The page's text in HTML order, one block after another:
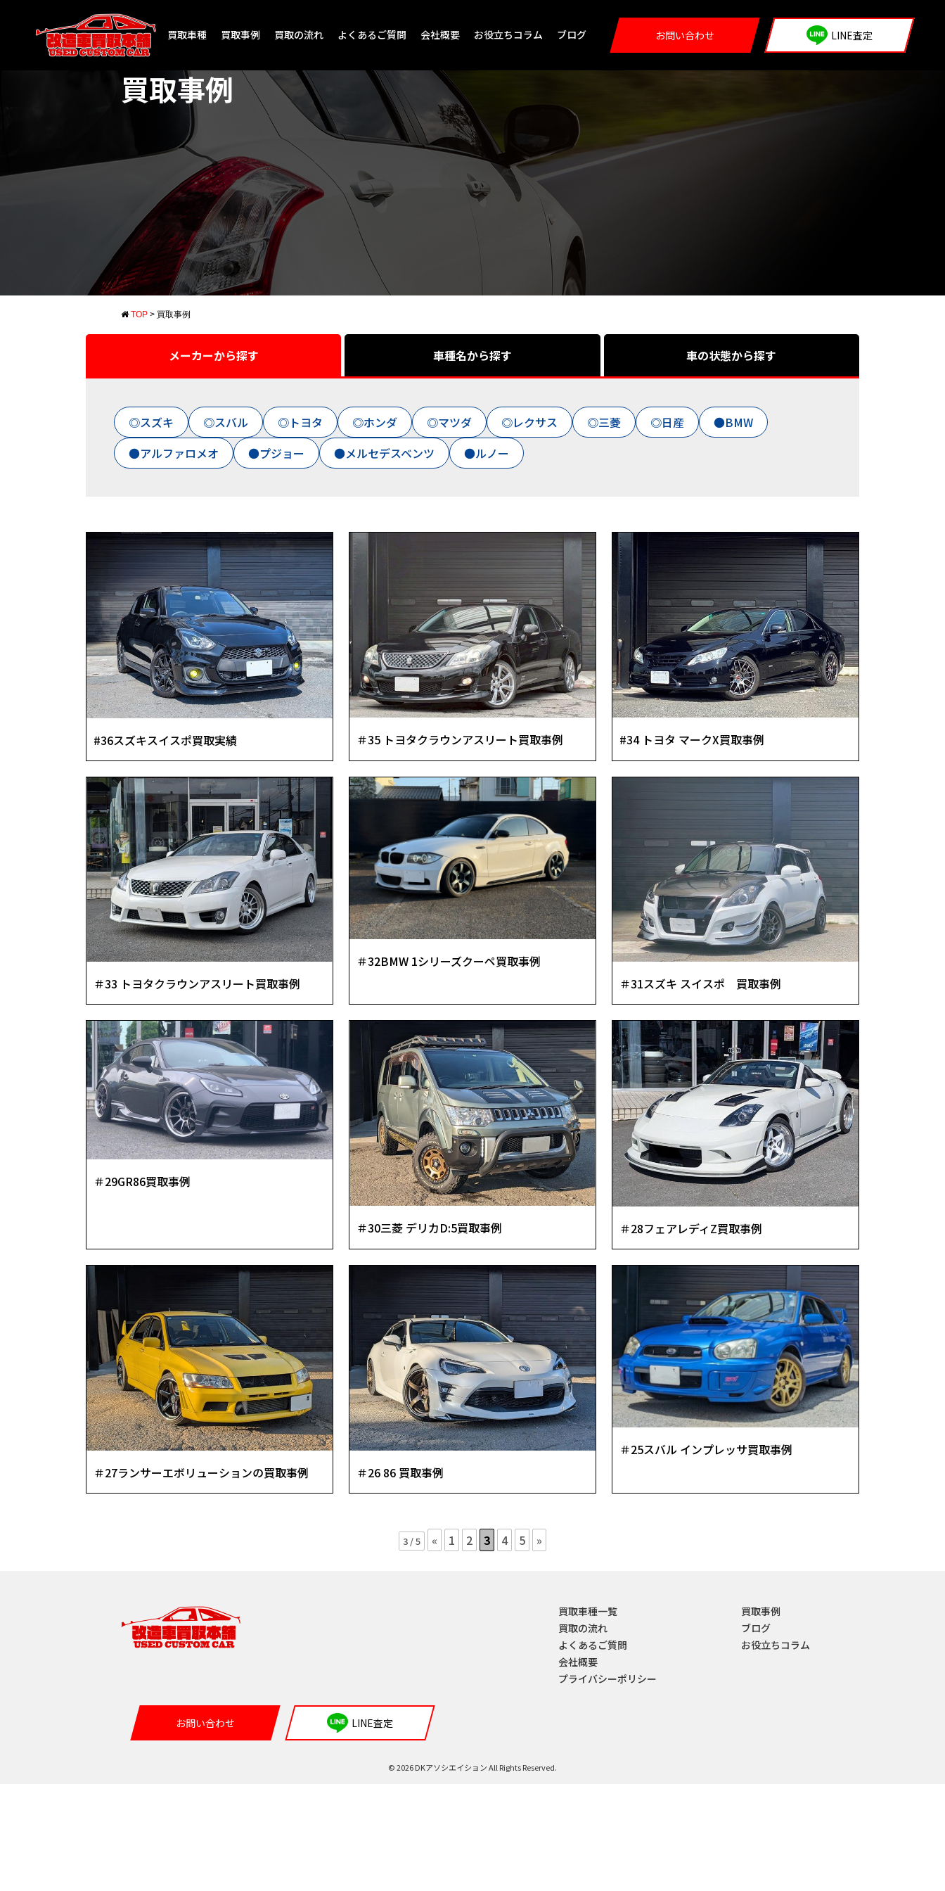
買取車種 買取事例 買取の流れ よくあるご質問 会社概要 お役立ちコラム ブログ お問い合わせ LINE査定
買取事例
TOP > 買取事例
メーカーから探す
◎スズキ ◎スバル ◎トヨタ ◎ホンダ ◎マツダ ◎レクサス ◎三菱 ◎日産
●BMW
●アルファロメオ
●プジョー ●メルセデスベンツ ●ルノー
車種名から探す
BMW(6シリーズグランクーペ）
BRZ GR86 アコード アルテッツァ
アルトワークス
インサイトエクスクルーシプ
インプレッサ エレメント カプチーノ クラウン コルト
シビックタイプR
ジュリエッタ
スイフトスポーツ デミオ デリカD:5 ノート ニスモ フェアレディZ マークⅡ
マークX
メルセデスベンツEクラス
ランサーエボリューション ルーテシア レガシイb4
車の状態から探す
#36スズキスイスポ買取実績 ＃35 トヨタクラウンアスリート買取事例 #34 トヨタ マークX買取事例
＃33 トヨタクラウンアスリート買取事例
＃32BMW 1シリーズクーペ買取事例
＃31スズキ スイスポ 買取事例
＃29GR86買取事例
＃30三菱 デリカD:5買取事例 ＃28フェアレディZ買取事例
＃27ランサーエボリューションの買取事例 ＃26 86 買取事例
＃25スバル インプレッサ買取事例
3 / 5 « 1 2 3 4 5 »
お問い合わせ LINE査定
買取車種一覧
買取の流れ
よくあるご質問
会社概要
プライバシーポリシー
買取事例
ブログ
お役立ちコラム
© 2026 DKアソシエイション All Rights Reserved.